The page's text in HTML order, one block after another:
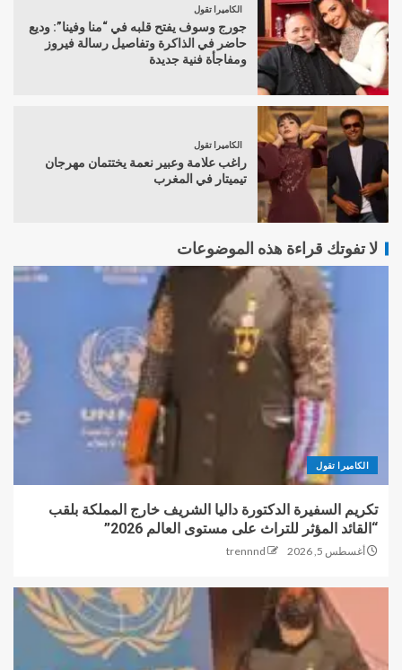
الكاميرا تقول
جورج وسوف يفتح قلبه في “منا وفينا”: وديع
حاضر في الذاكرة وتفاصيل رسالة فيروز
ومفاجأة فنية جديدة
الكاميرا تقول
راغب علامة وعبير نعمة يختتمان مهرجان
تيميتار في المغرب
لا تفوتك قراءة هذه الموضوعات
الكاميرا تقول
تكريم السفيرة الدكتورة داليا الشريف خارج المملكة بلقب
“القائد المؤثر للتراث على مستوى العالم 2026”
أغسطس 5, 2026 trennnd